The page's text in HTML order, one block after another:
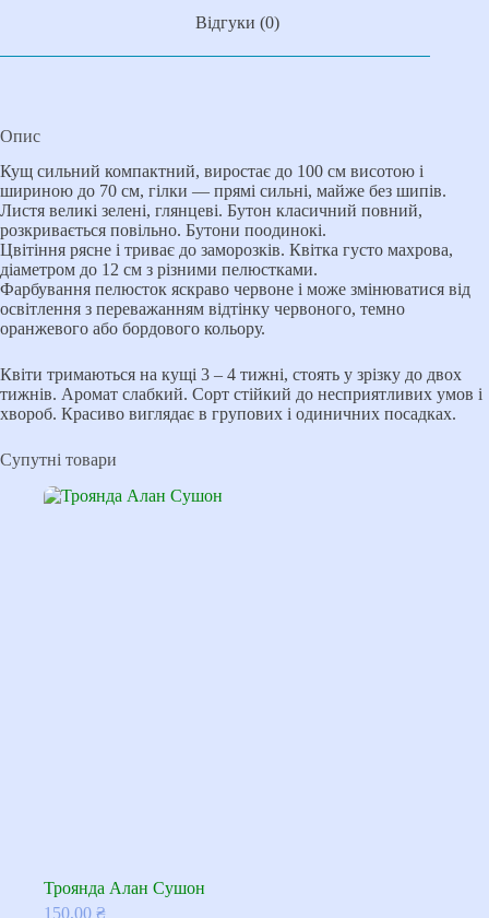
Відгуки (0)
Опис
Кущ сильний компактний, виростає до 100 см висотою і
шириною до 70 см, гілки — прямі сильні, майже без шипів.
Листя великі зелені, глянцеві. Бутон класичний повний,
розкривається повільно. Бутони поодинокі.
Цвітіння рясне і триває до заморозків. Квітка густо махрова,
діаметром до 12 см з різними пелюстками.
Фарбування пелюсток яскраво червоне і може змінюватися від
освітлення з переважанням відтінку червоного, темно
оранжевого або бордового кольору.
Квіти тримаються на кущі 3 – 4 тижні, стоять у зрізку до двох
тижнів. Аромат слабкий. Сорт стійкий до несприятливих умов і
хвороб. Красиво виглядає в групових і одиничних посадках.
Супутні товари
Троянда Алан Сушон
150,00 ₴